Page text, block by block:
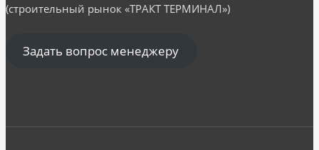
(строительный рынок «ТРАКТ ТЕРМИНАЛ»)
Задать вопрос менеджеру